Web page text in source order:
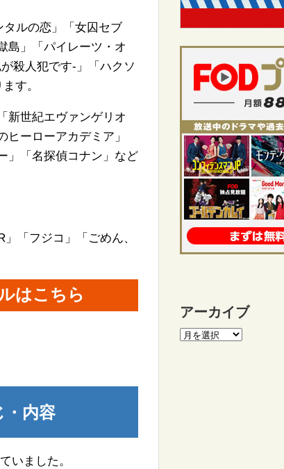
ルの恋」「女囚セブ
島」「パイレーツ・オ
殺人犯です-」「ハクソ
す。
新世紀エヴァンゲリオ
ーローアカデミア」
」「名探偵コナン」など
「フジコ」「ごめん、
はこちら
・内容
いました。
アーカイブ